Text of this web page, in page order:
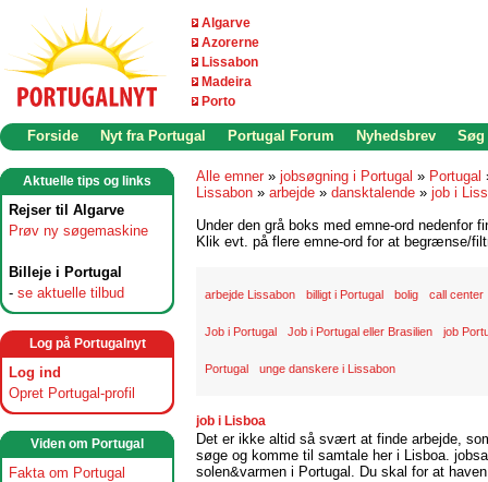
Algarve
Azorerne
Lissabon
Madeira
Porto
Forside Nyt fra Portugal Portugal Forum Nyhedsbrev Søg
Aktuelle tips og links
Rejser til Algarve
Prøv ny søgemaskine
Billeje i Portugal
- se aktuelle tilbud
Log på Portugalnyt
Log ind
Opret Portugal-profil
Viden om Portugal
Fakta om Portugal
Alle emner » jobsøgning i Portugal » Portugal
Lissabon » arbejde » dansktalende » job i
Under den grå boks med emne-ord nedenfor
Klik evt. på flere emne-ord for at begrænse/
arbejde Lissabon billigt i Portugal bolig call center
Job i Portugal Job i Portugal eller Brasilien job
Portugal unge danskere i Lissabon
job i Lisboa
Det er ikke altid så svært at finde arbejde,
søge og komme til samtale her i Lisboa.
solen&varmen i Portugal. Du skal for at